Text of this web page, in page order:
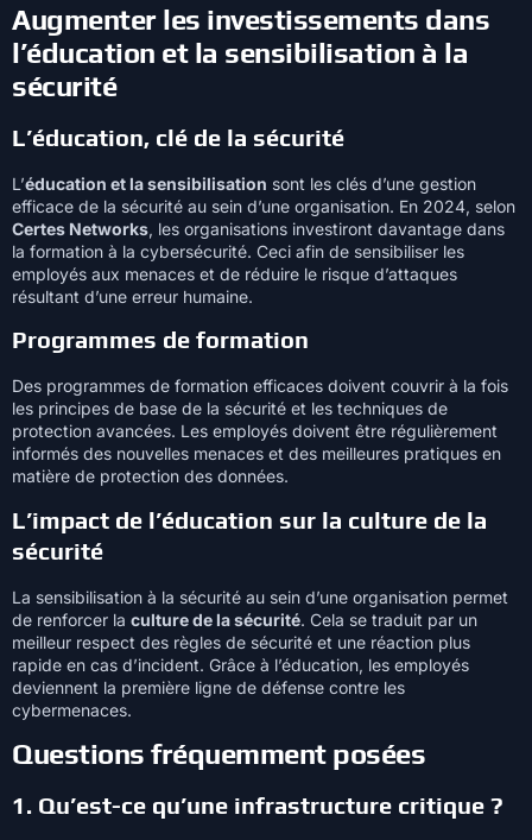
Augmenter les investissements dans
l’éducation et la sensibilisation à la
sécurité
L’éducation, clé de la sécurité
L’éducation et la sensibilisation sont les clés d’une gestion
efficace de la sécurité au sein d’une organisation. En 2024, selon
Certes Networks, les organisations investiront davantage dans
la formation à la cybersécurité. Ceci afin de sensibiliser les
employés aux menaces et de réduire le risque d’attaques
résultant d’une erreur humaine.
Programmes de formation
Des programmes de formation efficaces doivent couvrir à la fois
les principes de base de la sécurité et les techniques de
protection avancées. Les employés doivent être régulièrement
informés des nouvelles menaces et des meilleures pratiques en
matière de protection des données.
L’impact de l’éducation sur la culture de la
sécurité
La sensibilisation à la sécurité au sein d’une organisation permet
de renforcer la culture de la sécurité. Cela se traduit par un
meilleur respect des règles de sécurité et une réaction plus
rapide en cas d’incident. Grâce à l’éducation, les employés
deviennent la première ligne de défense contre les
cybermenaces.
Questions fréquemment posées
1. Qu’est-ce qu’une infrastructure critique ?